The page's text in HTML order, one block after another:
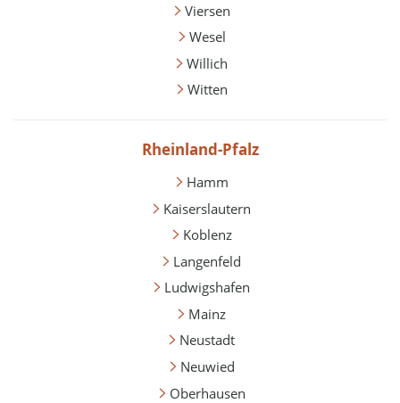
Viersen
Wesel
Willich
Witten
Rheinland-Pfalz
Hamm
Kaiserslautern
Koblenz
Langenfeld
Ludwigshafen
Mainz
Neustadt
Neuwied
Oberhausen